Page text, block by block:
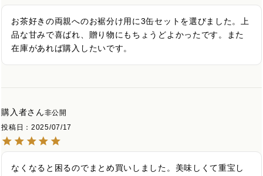
お茶好きの両親へのお裾分け用に3缶セットを選びました。上
品な甘みで喜ばれ、贈り物にもちょうどよかったです。また
在庫があれば購入したいです。
購入者
非公開
投稿日
2025/07/17
なくなると困るのでまとめ買いしました。美味しくて重宝し